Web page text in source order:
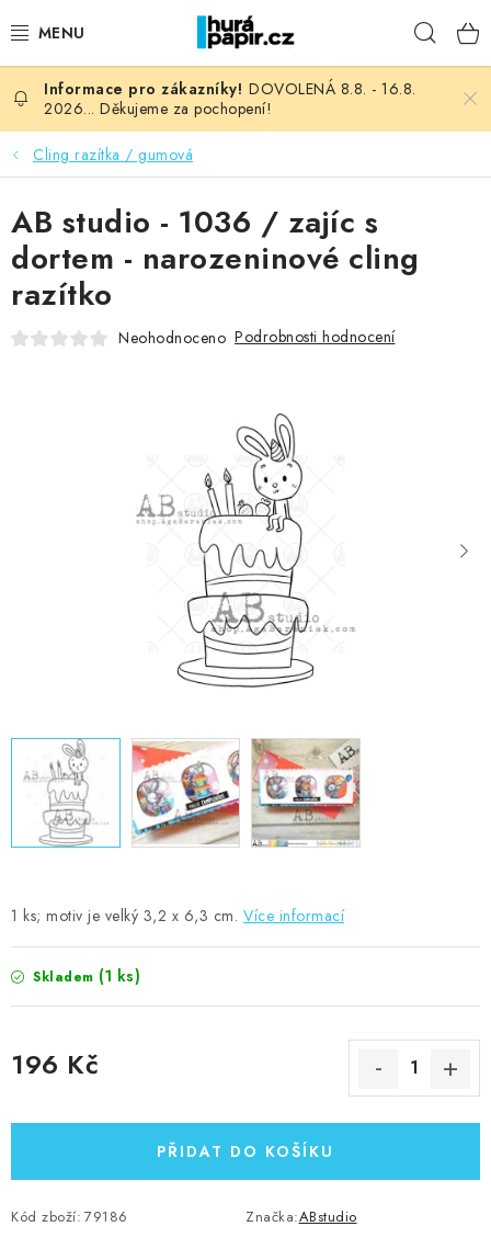
na
NOVINKY
HURÁ DÍLNA
VŠECHNO ZBOŽÍ
KNIHAŘSKÝ MATERIÁL
MOJE OBJEDNÁVKA
Moje objednávka
Obchodní podmínky
Podmínky ochrany osobních údajů
Ověřování recenzí
DOVOLENÁ 8.8. - 16.8.
2026... Děkujeme za pochopení!
Cling razítka / gumová
1 ks; motiv je velký 3,2 x 6,3 cm. Více informací
Skladem (1 ks)
196 Kč
PŘIDAT DO KOŠÍKU
Kód zboží: 79186 Značka:ABstudio
AB studio - 1036 / zajíc s
dortem - narozeninové cling
razítko
Neohodnoceno Podrobnosti hodnocení